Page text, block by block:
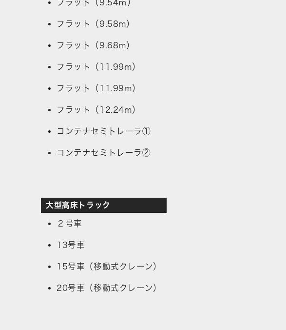
フラット（9.54ｍ）
フラット（9.58m）
フラット（9.68m）
フラット（11.99m）
フラット（11.99m）
フラット（12.24m）
コンテナセミトレーラ①
コンテナセミトレーラ②
大型高床トラック
２号車
13号車
15号車（移動式クレーン）
20号車（移動式クレーン）